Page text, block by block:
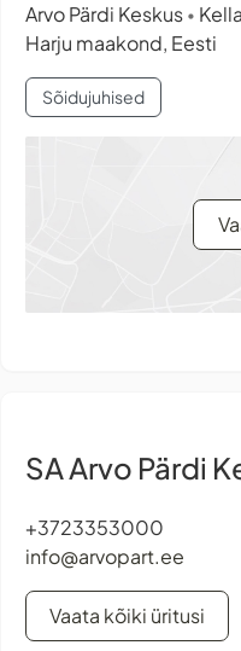
Arvo Pärdi Keskus •
Harju maakond, Eesti
Sõidujuhised
SA Arvo Pärdi
+3723353000
info@arvopart.ee
Vaata kõiki üritusi